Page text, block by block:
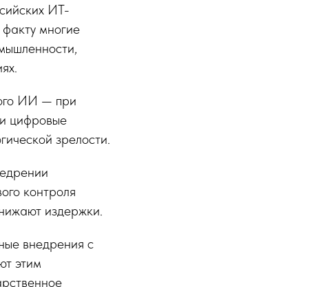
ИТ-
многие
ИИ — при
цифровые
зрелости.
контроля
издержки.
внедрения с
этим